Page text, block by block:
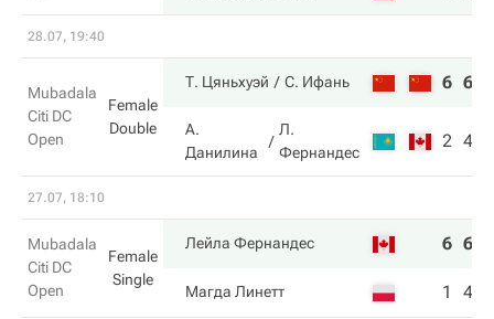
28.07, 19:40
Mubadala
Citi DC
Open
Female
Double
Т. Цяньхуэй С. Ифань 6 6
А.
Данилина
Л.
Фернандес
2 4
27.07, 18:10
Mubadala
Citi DC
Open
Female
Single
Лейла Фернандес 6 6
Магда Линетт 1 4